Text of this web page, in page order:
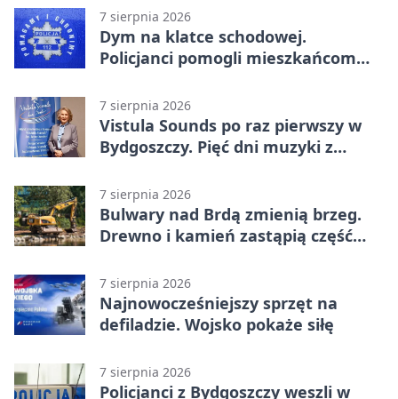
Bydgoszczanie wywieźli punkt z
Wronek
7 sierpnia 2026
Dym na klatce schodowej.
Policjanci pomogli mieszkańcom
7 sierpnia 2026
Vistula Sounds po raz pierwszy w
Bydgoszczy. Pięć dni muzyki z
7 sierpnia 2026
Bulwary nad Brdą zmienią brzeg.
Drewno i kamień zastąpią część
7 sierpnia 2026
Najnowocześniejszy sprzęt na
defiladzie. Wojsko pokaże siłę
7 sierpnia 2026
Policjanci z Bydgoszczy weszli w